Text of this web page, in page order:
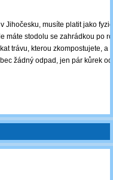
Jihočesku, musíte platit jako
máte stodolu se zahrádkou po
trávu, kterou zkompostujete, a
žádný odpad, jen pár kůrek